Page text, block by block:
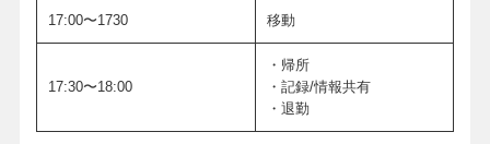
17:00〜1730 移動
17:30〜18:00
・帰所
・記録/情報共有
・退勤